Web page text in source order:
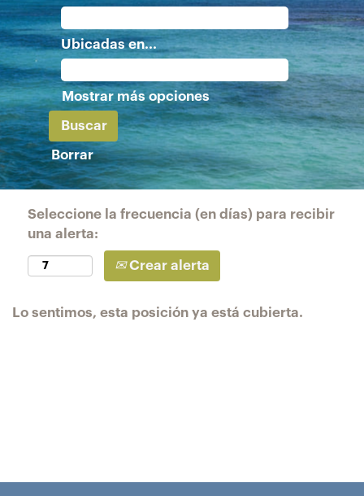
Ubicadas en...
Mostrar más opciones
Borrar
Seleccione la frecuencia (en días) para recibir
una alerta:
Crear alerta
Lo sentimos, esta posición ya está cubierta.